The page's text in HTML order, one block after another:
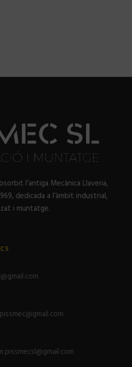
l’antiga Mecànica Llaveria,
dedicada a l’àmbit industrial,
i muntatge.